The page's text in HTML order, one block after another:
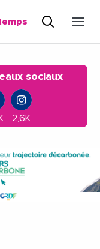
sociaux
2,6K